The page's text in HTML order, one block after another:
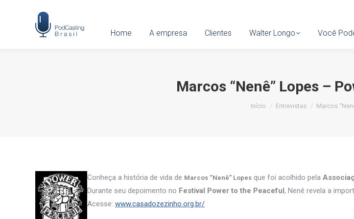
Home A empresa Clientes Walter Longo Você
Marcos “Nenê” Lopes –
Você está aqui:
Início Entrevistas Marcos
Conheça a história de vida de Marcos “Nenê” Lopes que foi acolhido pela
Durante seu depoimento no Festival Power to the Peaceful, Nenê revela a
Acesse: www.casadozezinho.org.br/
Home A empresa Clientes Walter Longo Você Pode